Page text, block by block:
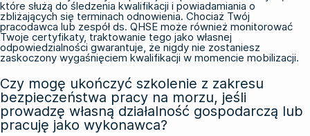
które służą do śledzenia kwalifikacji i powiadamiania o
zbliżających się terminach odnowienia. Chociaż Twój
pracodawca lub zespół ds. QHSE może również monitorować
Twoje certyfikaty, traktowanie tego jako własnej
odpowiedzialności gwarantuje, że nigdy nie zostaniesz
zaskoczony wygaśnięciem kwalifikacji w momencie mobilizacji.
Czy mogę ukończyć szkolenie z zakresu
bezpieczeństwa pracy na morzu, jeśli
prowadzę własną działalność gospodarczą lub
pracuję jako wykonawca?